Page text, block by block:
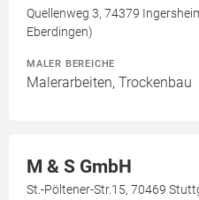
Quellenweg 3, 74379
Eberdingen)
MALER BEREICHE
Malerarbeiten, Trockenbau
M & S GmbH
St.-Pöltener-Str.15, 70469